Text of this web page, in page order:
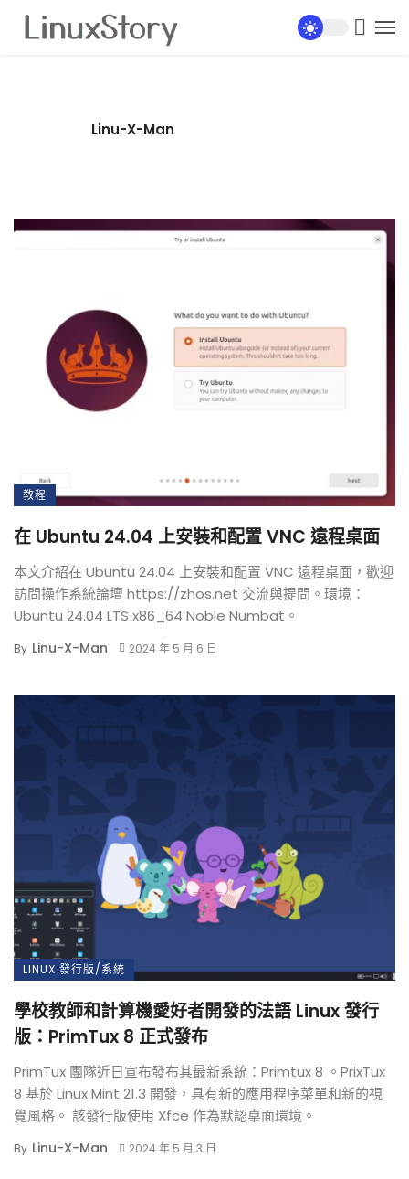
Linu-X-Man
教程
在 Ubuntu 24.04 上安裝和配置 VNC 遠程桌面
本文介紹在 Ubuntu 24.04 上安裝和配置 VNC 遠程桌面，歡迎
訪問操作系統論壇 https://zhos.net 交流與提問。環境：
Ubuntu 24.04 LTS x86_64 Noble Numbat。
By Linu-X-Man 2024 年 5 月 6 日
LINUX 發行版/系統
學校教師和計算機愛好者開發的法語 Linux 發行
版：PrimTux 8 正式發布
PrimTux 團隊近日宣布發布其最新系統：Primtux 8 。PrixTux
8 基於 Linux Mint 21.3 開發，具有新的應用程序菜單和新的視
覺風格。 該發行版使用 Xfce 作為默認桌面環境。
By Linu-X-Man 2024 年 5 月 3 日